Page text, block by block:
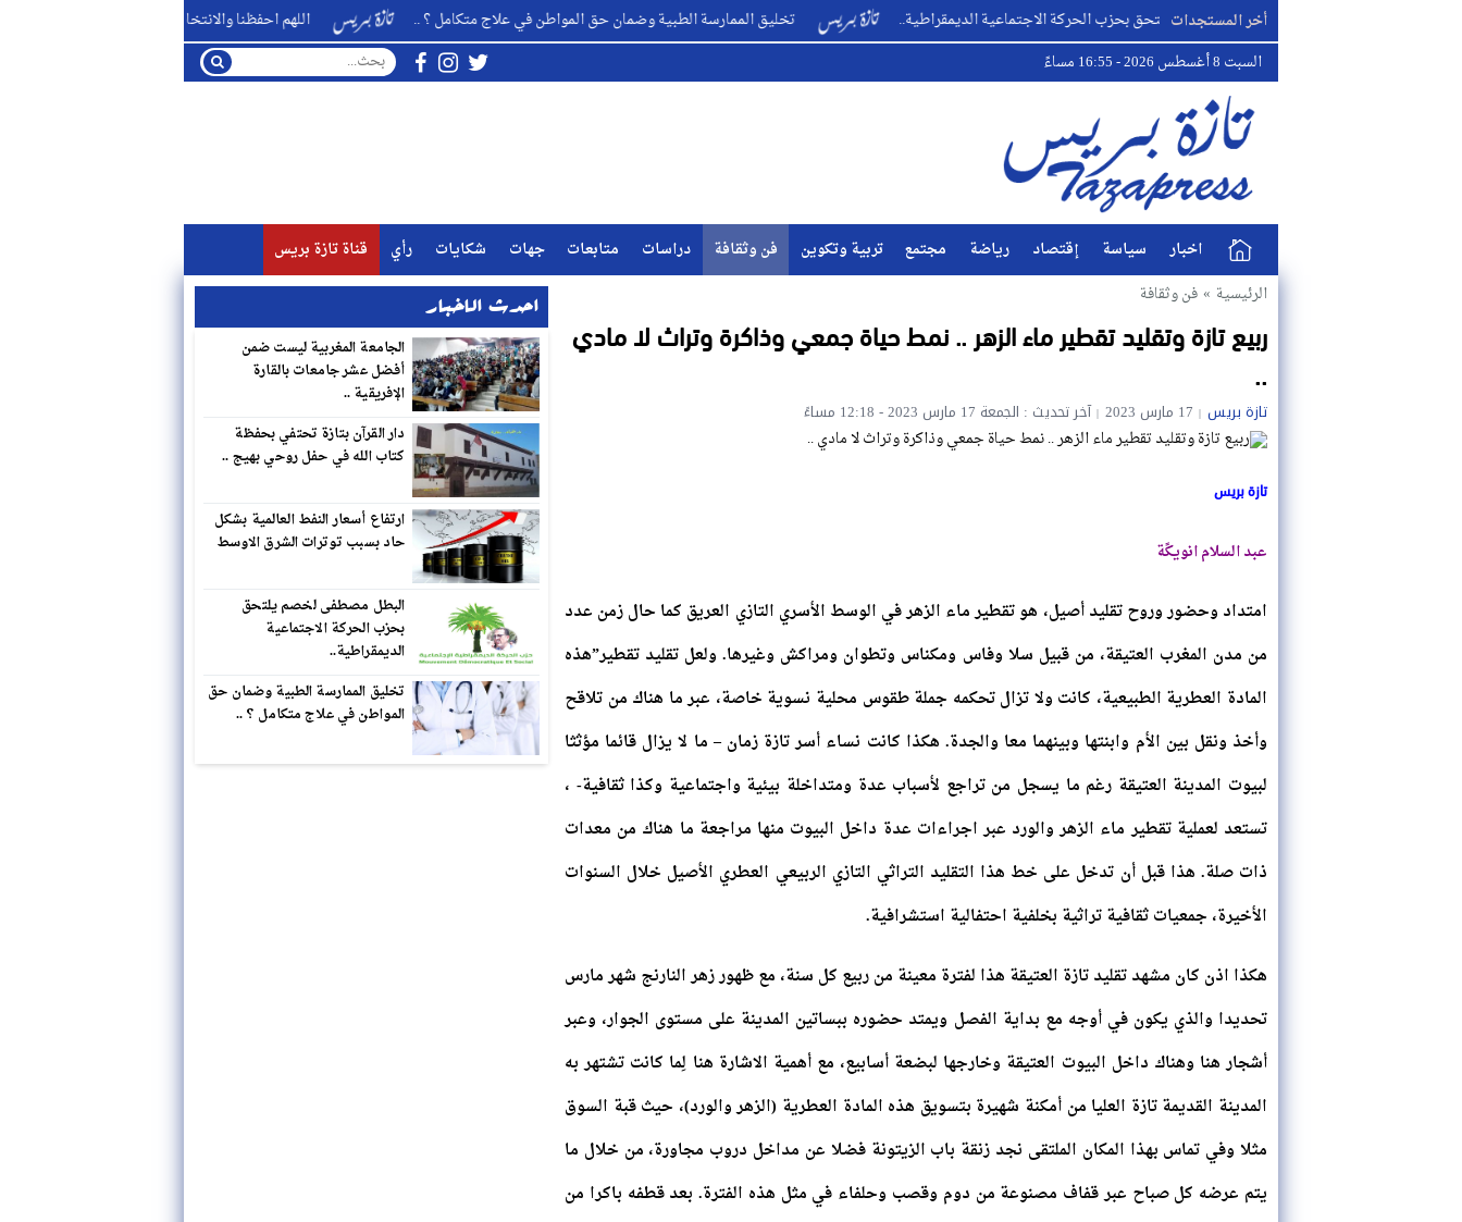
أخر المستجدات
البطل مصطفى لخصم يلتحق بحزب الحركة الاجتماعية الديمقراطية.. تخليق الممارسة الطبية وضمان حق المواطن في علاج متكامل ؟ ..
اللهم احفظنا والانتخابات قادمة من بوعزا ناخبا ومُنتخبا ومنتخِبا
السبت 8 أغسطس 2026 - 16:55 مساءً
اخبار سياسة إقتصاد رياضة مجتمع تربية وتكوين فن وثقافة دراسات متابعات جهات شكايات رأي
قناة تازة بريس
الرئيسية » فن وثقافة
ربيع تازة وتقليد تقطير ماء الزهر .. نمط حياة جمعي وذاكرة وتراث لا مادي
..
تازة بريس 17 مارس 2023 آخر تحديث : الجمعة 17 مارس 2023 - 12:18 مساءً
تازة بريس
عبد السلام انويكًة
امتداد وحضور وروح تقليد أصيل، هو تقطير ماء الزهر في الوسط الأسري التازي العريق كما حال زمن عدد
من مدن المغرب العتيقة، من قبيل سلا وفاس ومكناس وتطوان ومراكش وغيرها. ولعل تقليد تقطير”هذه
المادة العطرية الطبيعية، كانت ولا تزال تحكمه جملة طقوس محلية نسوية خاصة، عبر ما هناك من تلاقح
وأخذ ونقل بين الأم وابنتها وبينهما معا والجدة. هكذا كانت نساء أسر تازة زمان – ما لا يزال قائما مؤثثا
لبيوت المدينة العتيقة رغم ما يسجل من تراجع لأسباب عدة ومتداخلة بيئية واجتماعية وكذا ثقافية- ،
تستعد لعملية تقطير ماء الزهر والورد عبر اجراءات عدة داخل البيوت منها مراجعة ما هناك من معدات
ذات صلة. هذا قبل أن تدخل على خط هذا التقليد التراثي التازي الربيعي العطري الأصيل خلال السنوات
الأخيرة، جمعيات ثقافية تراثية بخلفية احتفالية استشرافية.
هكذا اذن كان مشهد تقليد تازة العتيقة هذا لفترة معينة من ربيع كل سنة، مع ظهور زهر النارنج شهر مارس
تحديدا والذي يكون في أوجه مع بداية الفصل ويمتد حضوره ببساتين المدينة على مستوى الجوار، وعبر
أشجار هنا وهناك داخل البيوت العتيقة وخارجها لبضعة أسابيع، مع أهمية الاشارة هنا لِما كانت تشتهر به
المدينة القديمة تازة العليا من أمكنة شهيرة بتسويق هذه المادة العطرية (الزهر والورد)، حيث قبة السوق
مثلا وفي تماس بهذا المكان الملتقى نجد زنقة باب الزيتونة فضلا عن مداخل دروب مجاورة، من خلال ما
يتم عرضه كل صباح عبر قفاف مصنوعة من دوم وقصب وحلفاء في مثل هذه الفترة. بعد قطفه باكرا من
احدث الاخبار
الجامعة المغربية ليست ضمن
أفضل عشر جامعات بالقارة
الإفريقية ..
دار القرآن بتازة تحتفي بحفظة
كتاب الله في حفل روحي بهيج ..
ارتفاع أسعار النفط العالمية بشكل
حاد بسبب توترات الشرق الاوسط
البطل مصطفى لخصم يلتحق
بحزب الحركة الاجتماعية
الديمقراطية..
تخليق الممارسة الطبية وضمان حق
المواطن في علاج متكامل ؟ ..